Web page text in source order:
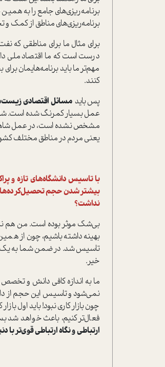
برنامه‌ریزی‌های جامع را به
برنامه‌ریزی‌های مناطق از کمک و
برای مثال ما برای مناطقی که
درست است که ما اقتصاد ملی
مهم‌تر ما باید برنامه‌هایمان
کنند.
پس باید مسائل اقتصادی
عمل بسیار کمرنگ شده است.
مشخص نشده است، در عمل شاهد
یعنی مردم در مناطق مختلف
با تاسیس دانشگاه‌های تازه و
بیشتر‌شدن حجم تحصیل‌کرده‌ها
نداشت؟
بی‌شک موثر بوده است. من هم
بهینه داشته باشیم، چون از
تاسیس شد. در ضمن شما به یک
خیر.
ما به اندازه کافی دانش و
نمی‌شود و تاسیس این حجم از
چون بازار کاری نبود! باید اول
فعال‌تر کنیم، باعث خواهد شد
ارتباطی و نگاه ارتباطی قوی‌تر با